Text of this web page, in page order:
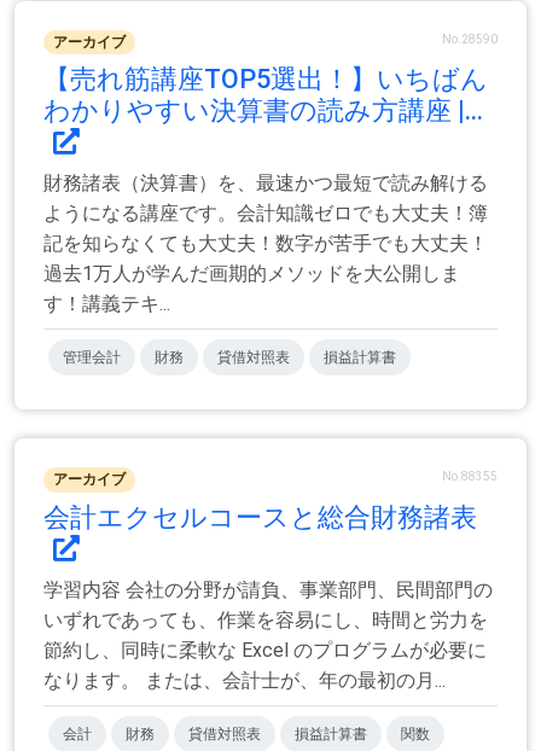
アーカイブ No.28590
【売れ筋講座TOP5選出！】いちばん
わかりやすい決算書の読み方講座 |...
財務諸表（決算書）を、最速かつ最短で読み解ける
ようになる講座です。会計知識ゼロでも大丈夫！簿
記を知らなくても大丈夫！数字が苦手でも大丈夫！
過去1万人が学んだ画期的メソッドを大公開しま
す！講義テキ...
管理会計 財務 貸借対照表 損益計算書
アーカイブ No.88355
会計エクセルコースと総合財務諸表
学習内容 会社の分野が請負、事業部門、民間部門の
いずれであっても、作業を容易にし、時間と労力を
節約し、同時に柔軟な Excel のプログラムが必要に
なります。 または、会計士が、年の最初の月...
会計 財務 貸借対照表 損益計算書 関数